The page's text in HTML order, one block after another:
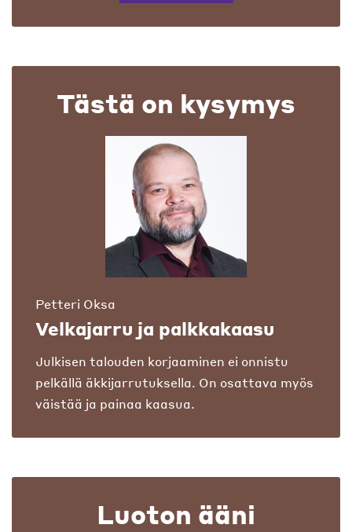
Tästä on kysymys
Petteri Oksa
Velkajarru ja palkkakaasu
Julkisen talouden korjaaminen ei onnistu
pelkällä äkkijarrutuksella. On osattava myös
väistää ja painaa kaasua.
Luoton ääni